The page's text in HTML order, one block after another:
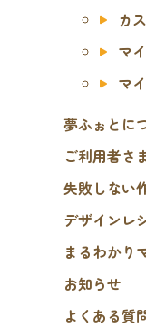
カ
マ
マ
夢ふぉとに
ご利用者さ
失敗しない
デザインレ
まるわかり
お知らせ
よくある質